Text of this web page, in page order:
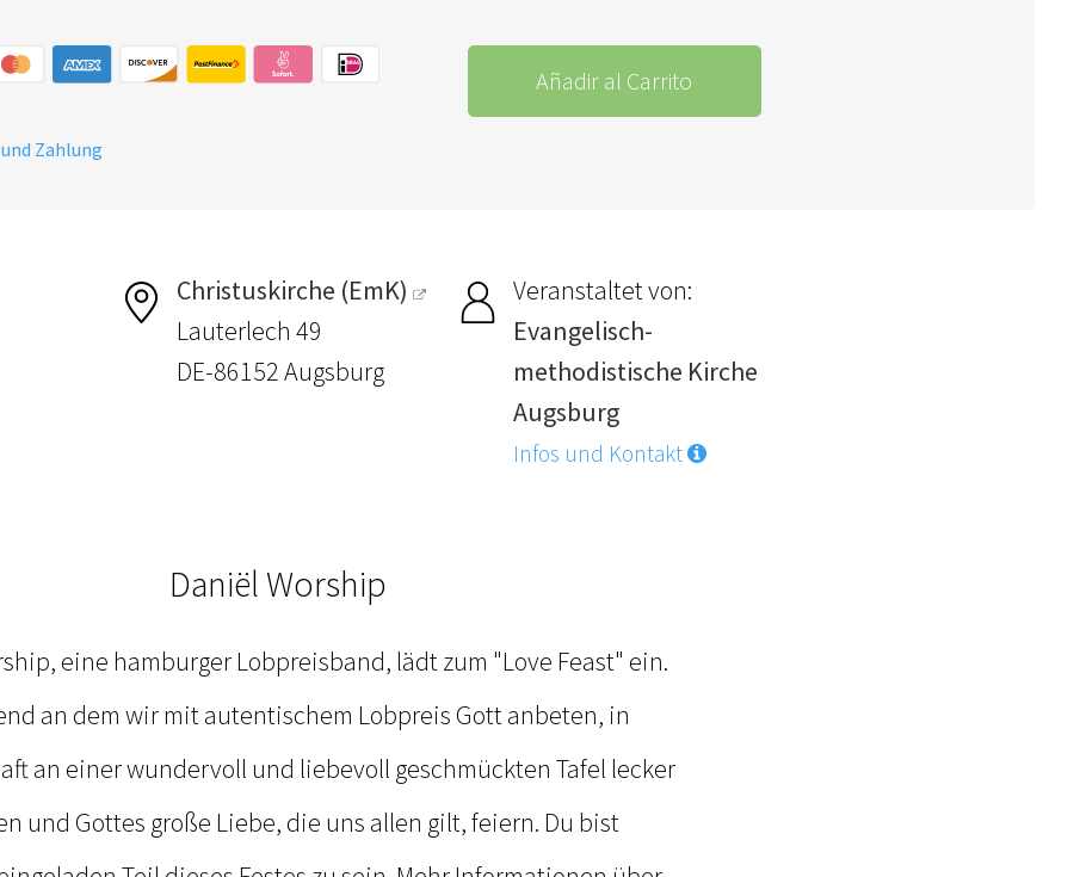
Añadir al Carrito
Zahlung
Christuskirche (EmK)
Lauterlech 49
DE-86152 Augsburg
Veranstaltet von:
Evangelisch-
methodistische Kirche
Augsburg
Infos und Kontakt
Daniël Worship
eine hamburger Lobpreisband, lädt zum "Love Feast" ein.
an dem wir mit autentischem Lobpreis Gott anbeten, in
an einer wundervoll und liebevoll geschmückten Tafel lecker
und Gottes große Liebe, die uns allen gilt, feiern. Du bist